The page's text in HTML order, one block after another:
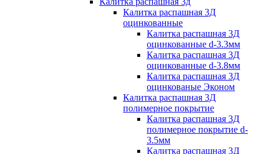
Калитка распашная 3Д
оцинкованные
Калитка распашная 3Д
оцинкованные d-3.3мм
Калитка распашная 3Д
оцинкованные d-3.8мм
Калитка распашная 3Д
оцинкованые Эконом
Калитка распашная 3Д
полимерное покрытие
Калитка распашная 3Д
полимерное покрытие d-
3.5мм
Калитка распашная 3Д